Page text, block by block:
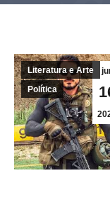
Literatura e Arte
Política